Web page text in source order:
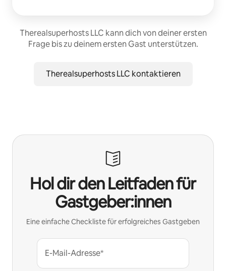
Therealsuperhosts LLC kann dich von deiner ersten
Frage bis zu deinem ersten Gast unterstützen.
Therealsuperhosts LLC kontaktieren
Hol dir den Leitfaden für
Gastgeber:innen
Eine einfache Checkliste für erfolgreiches Gastgeben
E-Mail-Adresse*